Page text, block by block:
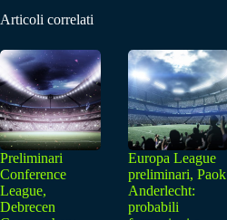
Articoli correlati
Preliminari
Conference
League,
Debrecen
Europa League
preliminari, Paok
Anderlecht:
probabili